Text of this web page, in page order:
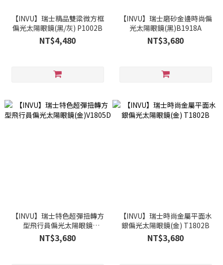
【INVU】瑞士精品雙粱微方框
偏光太陽眼鏡(黑/灰) P1002B
NT$4,480
【INVU】瑞士磨砂金邊時尚偏
光太陽眼鏡(黑)B1918A
NT$3,680
【INVU】瑞士特色超彈扭轉方
型飛行員偏光太陽眼鏡
(金)V1805D
NT$3,680
【INVU】瑞士時尚金屬平面水
銀偏光太陽眼鏡(金) T1802B
NT$3,680